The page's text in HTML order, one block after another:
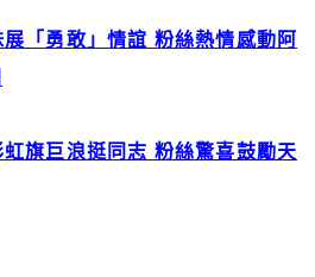
「勇敢」情誼 粉絲熱情感動阿
旗巨浪挺同志 粉絲驚喜鼓勵天